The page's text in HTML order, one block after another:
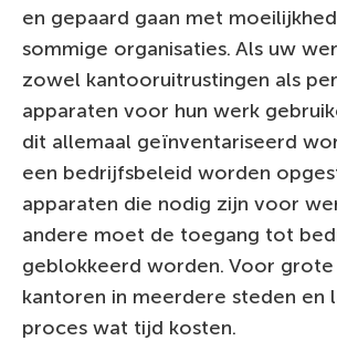
en gepaard gaan met
sommige organisaties. Als uw
zowel kantooruitrustingen als
apparaten voor hun werk
dit allemaal geïnventariseerd
een bedrijfsbeleid worden
apparaten die nodig zijn voor
andere moet de toegang tot
geblokkeerd worden. Voor
kantoren in meerdere steden en
proces wat tijd kosten.